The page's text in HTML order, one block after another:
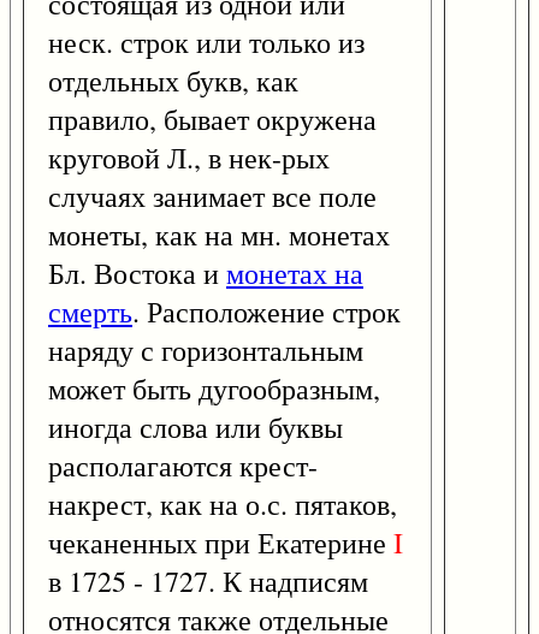
неск. строк или только из
отдельных букв, как
правило, бывает окружена
круговой Л., в нек-рых
случаях занимает все поле
монеты, как на мн. монетах
Бл. Востока имонетах на
смерть. Расположение строк
наряду с горизонтальным
может быть дугообразным,
иногда слова или буквы
располагаются крест-
накрест, как на о.с. пятаков,
чеканенных при Екатерине I
в 1725 - 1727. К надписям
относятся также отдельные